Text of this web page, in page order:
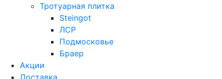
Тротуарная плитка
Steingot
ЛСР
Подмосковье
Браер
Акции